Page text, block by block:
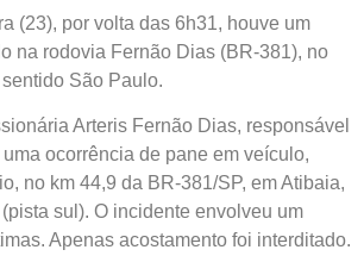
(23), por volta das 6h31, houve um
na rodovia Fernão Dias (BR-381), no
São Paulo.
Arteris Fernão Dias, responsável
ocorrência de pane em veículo,
no km 44,9 da BR-381/SP, em Atibaia,
sul). O incidente envolveu um
Apenas acostamento foi interditado.